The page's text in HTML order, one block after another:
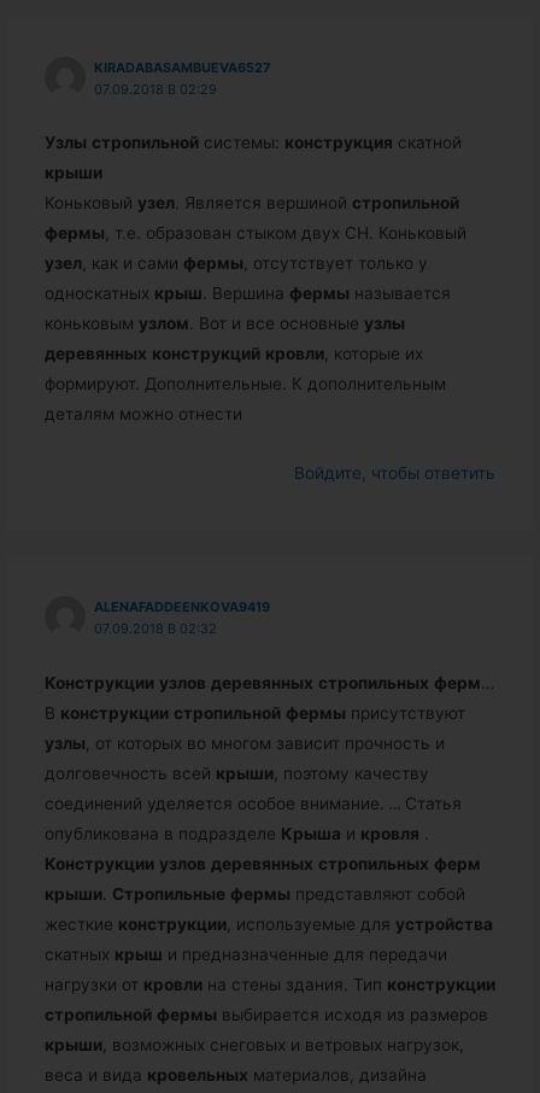
KIRADABASAMBUEVA6527
07.09.2018 В 02:29
Узлы стропильной системы: конструкция скатной
крыши
Коньковый узел. Является вершиной стропильной
фермы, т.е. образован стыком двух СН. Коньковый
узел, как и сами фермы, отсутствует только у
односкатных крыш. Вершина фермы называется
коньковым узлом. Вот и все основные узлы
деревянных конструкций кровли, которые их
формируют. Дополнительные. К дополнительным
деталям можно отнести
Войдите, чтобы ответить
ALENAFADDEENKOVA9419
07.09.2018 В 02:32
Конструкции узлов деревянных стропильных ферм
В конструкции стропильной фермы присутствуют
узлы , от которых во многом зависит прочность и
долговечность всей крыши , поэтому качеству
соединений уделяется особое внимание.
… Статья
опубликована в подразделе Крыша и кровля
Конструкции узлов деревянных стропильных ферм
крыши
Стропильные фермы представляют собой
жесткие конструкции , используемые для устройства
скатных крыш и предназначенные для передачи
нагрузки от кровли на стены здания. Тип конструкции
стропильной фермы выбирается исходя из размеров
крыши , возможных снеговых и ветровых нагрузок,
веса и вида кровельных материалов, дизайна